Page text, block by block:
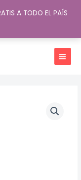
A TODO EL PAÍS